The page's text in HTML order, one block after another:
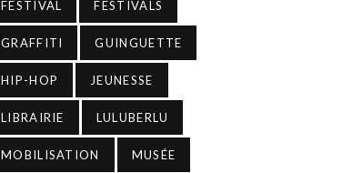
FESTIVAL FESTIVALS
GRAFFITI GUINGUETTE
HIP-HOP JEUNESSE
LIBRAIRIE LULUBERLU
MOBILISATION MUSÉE